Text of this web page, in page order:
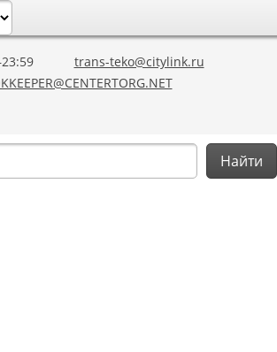
trans-teko@citylink.ru
Найти